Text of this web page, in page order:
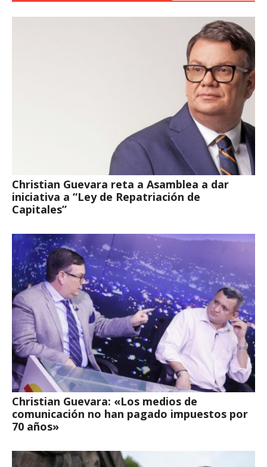
Christian Guevara reta a Asamblea a dar
iniciativa a “Ley de Repatriación de
Capitales”
Christian Guevara: «Los medios de
comunicación no han pagado impuestos por
70 años»